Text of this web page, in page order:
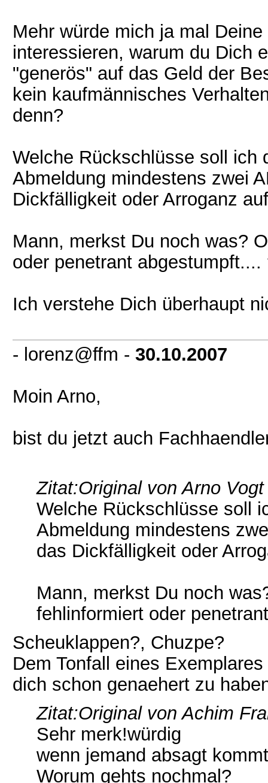
Mehr würde mich ja mal
interessieren, warum du Dich
"generös" auf das Geld der
kein kaufmännisches
denn?
Welche Rückschlüsse soll ich
Abmeldung mindestens zwei
Dickfälligkeit oder Arroganz
Mann, merkst Du noch was?
oder penetrant abgestumpft....
Ich verstehe Dich überhaupt
- lorenz@ffm - 30.10.2007
Moin Arno,
bist du jetzt auch
Zitat:Original von Arno Vogt
Welche Rückschlüsse soll
Abmeldung mindestens
das Dickfälligkeit oder
Mann, merkst Du noch
fehlinformiert oder
Scheuklappen?, Chuzpe?
Dem Tonfall eines
dich schon genaehert zu
Zitat:Original von Achim
Sehr merk!würdig
wenn jemand absagt
Worum gehts nochmal?